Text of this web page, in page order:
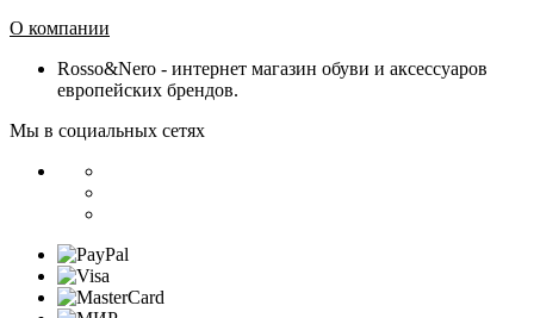
О компании
Rosso&Nero - интернет магазин обуви и аксессуаров
европейских брендов.
Мы в социальных сетях